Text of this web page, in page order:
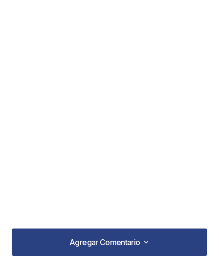
Agregar Comentario
Agregar Comentario